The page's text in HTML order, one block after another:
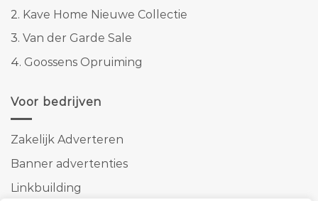
2. Kave Home Nieuwe Collectie
3. Van der Garde Sale
4. Goossens Opruiming
Voor bedrijven
Zakelijk Adverteren
Banner advertenties
Linkbuilding